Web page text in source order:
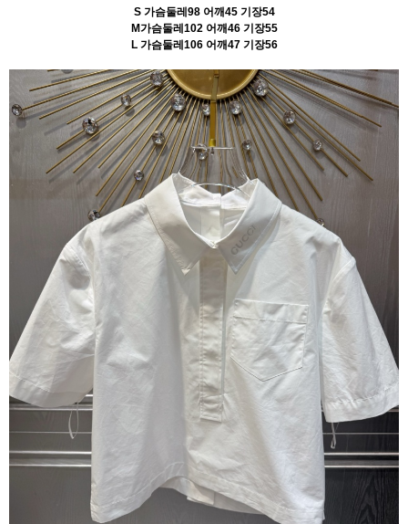
S 가슴둘레98 어깨45 기장54
M가슴둘레102 어깨46 기장55
L 가슴둘레106 어깨47 기장56